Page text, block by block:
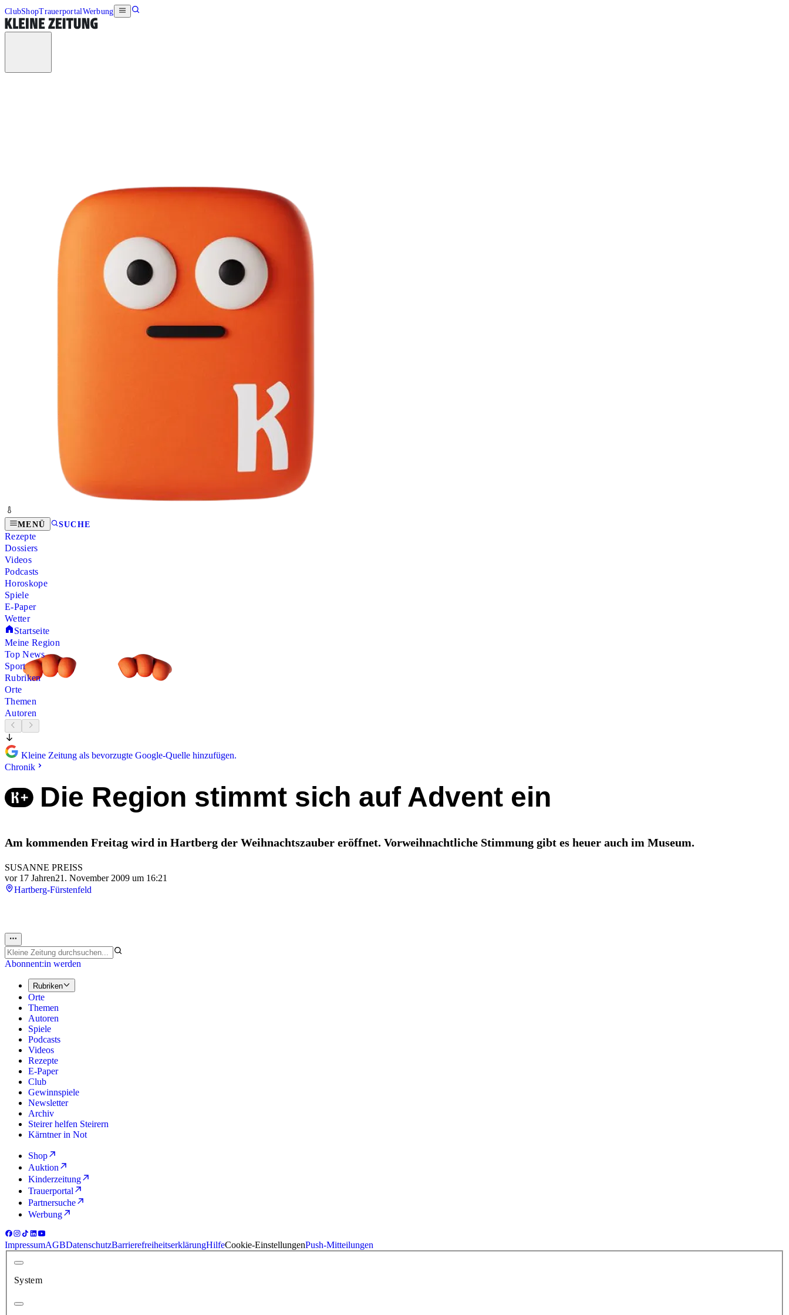
ClubShopTrauerportalWerbung
MENÜ SUCHE
Rezepte
Dossiers
Videos
Podcasts
Horoskope
Spiele
E-Paper
Wetter
Startseite
Meine Region
Top News
Sport
Rubriken
Orte
Themen
Autoren
Kleine Zeitung als bevorzugte Google-Quelle hinzufügen.
Chronik
Die Region stimmt sich auf Advent ein
Am kommenden Freitag wird in Hartberg der Weihnachtszauber eröffnet. Vorweihnachtliche Stimmung gibt es heuer auch im Museum.
SUSANNE PREISS
vor 17 Jahren21. November 2009 um 16:21
Hartberg-Fürstenfeld
Abonnent:in werden
Rubriken
Orte
Themen
Autoren
Spiele
Podcasts
Videos
Rezepte
E-Paper
Club
Gewinnspiele
Newsletter
Archiv
Steirer helfen Steirern
Kärntner in Not
Shop
Auktion
Kinderzeitung
Trauerportal
Partnersuche
Werbung
ImpressumAGBDatenschutzBarrierefreiheitserklärungHilfeCookie-EinstellungenPush-Mitteilungen
System